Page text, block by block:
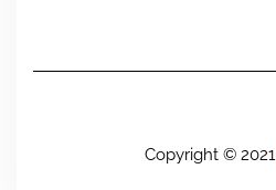
Copyright © 2021